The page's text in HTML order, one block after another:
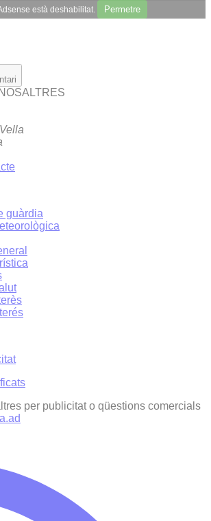
està deshabilitat. Permetre
guàrdia
per publicitat o qüestions comercials